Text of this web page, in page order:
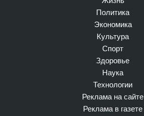
Политика
Экономика
Культура
Спорт
Здоровье
Наука
Технологии
Реклама на сайте
Реклама в газете